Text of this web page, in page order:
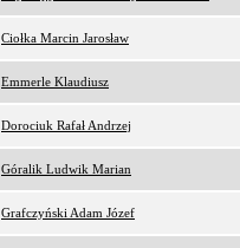
Ciołka Marcin Jarosław
Emmerle Klaudiusz
Dorociuk Rafał Andrzej
Góralik Ludwik Marian
Grafczyński Adam Józef